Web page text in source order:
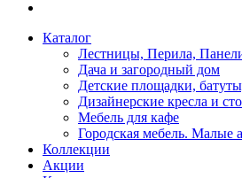
Каталог
Лестницы, Перила,
Дача и загородный дом
Детские площадки,
Дизайнерские кресла и
Мебель для кафе
Городская мебель. Малые
Коллекции
Акции